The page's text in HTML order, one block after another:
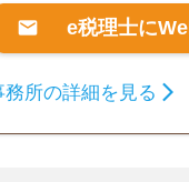
e税理士に
務所の詳細を見る